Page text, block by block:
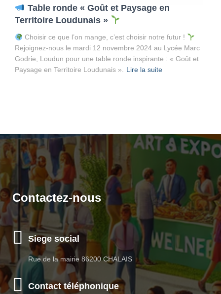
Table ronde « Goût et Paysage en
Territoire Loudunais »
Choisir ce que l’on mange, c’est choisir notre futur !
Rejoignez-nous le mardi 12 novembre 2024 au Lycée Marc
Godrie, Loudun pour une table ronde inspirante : « Goût et
Paysage en Territoire Loudunais ». Lire la suite
Contactez-nous
Siege social
Rue de la mairie 86200 CHALAIS
Contact téléphonique